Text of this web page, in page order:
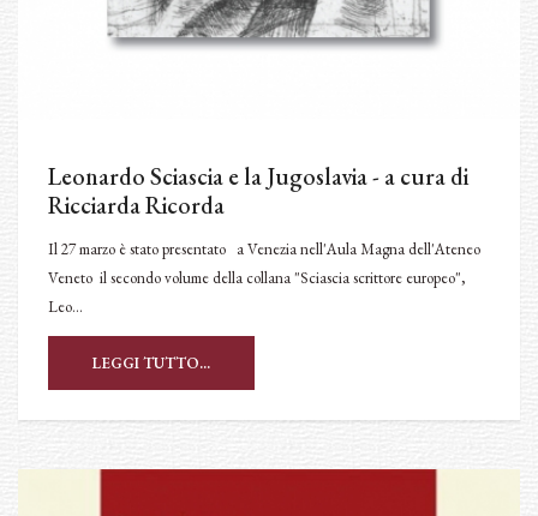
Leonardo Sciascia e la Jugoslavia - a cura di
Ricciarda Ricorda
Il 27 marzo è stato presentato a Venezia nell'Aula Magna dell'Ateneo
Veneto il secondo volume della collana "Sciascia scrittore europeo",
Leo…
LEGGI TUTTO...